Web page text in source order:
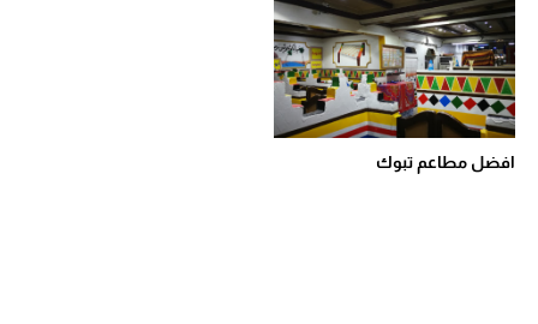
افضل مطاعم تبوك